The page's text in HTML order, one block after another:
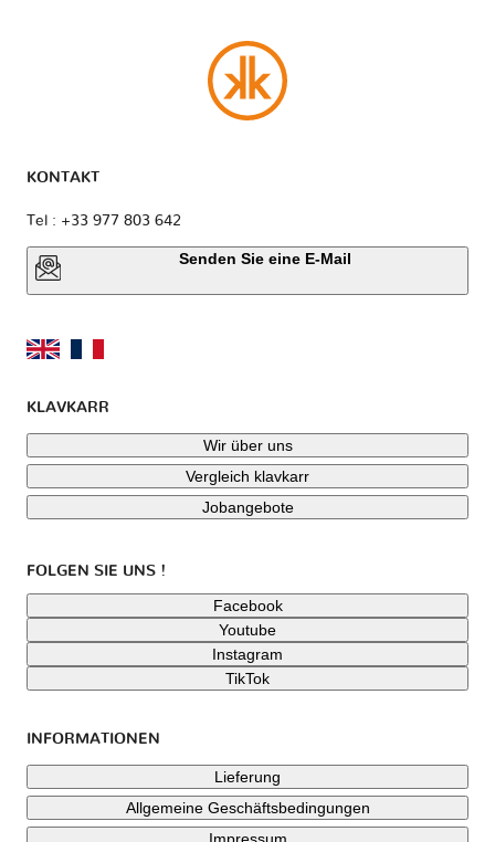
KONTAKT
Tel : +33 977 803 642
Senden Sie eine E-Mail
KLAVKARR
Wir über uns
Vergleich klavkarr
Jobangebote
FOLGEN SIE UNS !
Facebook
Youtube
Instagram
TikTok
INFORMATIONEN
Lieferung
Allgemeine Geschäftsbedingungen
Impressum